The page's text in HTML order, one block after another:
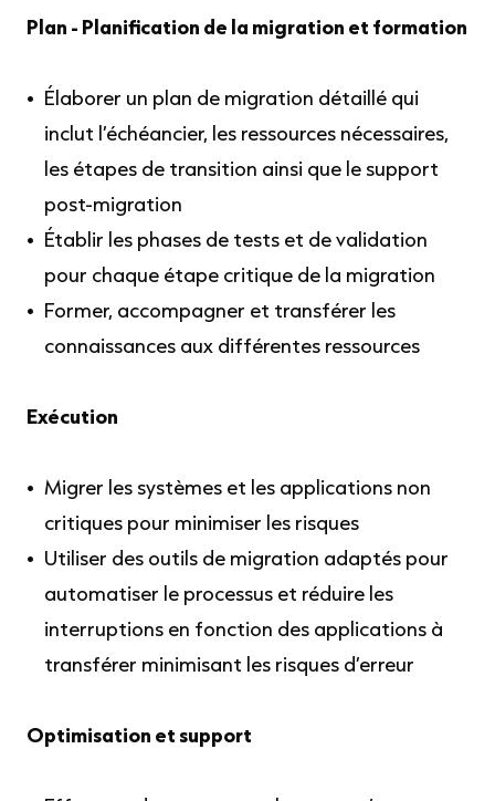
Plan - Planification de la migration et formation
Élaborer un plan de migration détaillé qui
inclut l’échéancier, les ressources nécessaires,
les étapes de transition ainsi que le support
post-migration
Établir les phases de tests et de validation
pour chaque étape critique de la migration
Former, accompagner et transférer les
connaissances aux différentes ressources
Exécution
Migrer les systèmes et les applications non
critiques pour minimiser les risques
Utiliser des outils de migration adaptés pour
automatiser le processus et réduire les
interruptions en fonction des applications à
transférer minimisant les risques d’erreur
Optimisation et support